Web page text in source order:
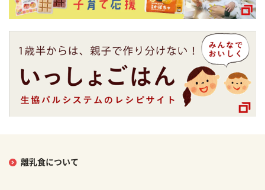
離乳食について